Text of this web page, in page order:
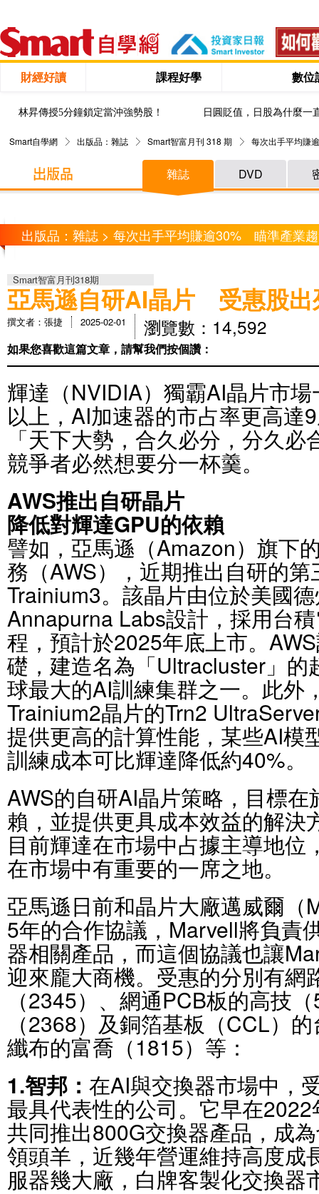
財經好讀 課程好學 數位
林昇傳授5分鐘鎖定當沖強勢股！ 日圓貶值，日股為什麼一
Smart自學網 出版品：雜誌 Smart智富月刊 318 期 每次出手平均賺
雜誌 DVD
出版品：雜誌 > 每次出手平均賺逾30% 瞄準產業
Smart智富月刊318期
亞馬遜自研AI晶片 受惠股出
撰文者：張捷 2025-02-01 瀏覽數：14,592
如果您喜歡這篇文章，請幫我們按個讚：
輝達（NVIDIA）獨霸AI晶片市
以上，AI加速器的市占率更高達
「天下大勢，合久必分，分久
競爭者必然想要分一杯羹。
AWS推出自研晶片
降低對輝達GPU的依賴
譬如，亞馬遜（Amazon）旗下
務（AWS），近期推出自研的第
Trainium3。該晶片由位於美國
Annapurna Labs設計，採用台
程，預計於2025年底上市。
礎，建造名為「Ultracluster」的
球最大的AI訓練集群之一。此外
Trainium2晶片的Trn2
提供更高的計算性能，某些AI模
訓練成本可比輝達降低約40%。
AWS的自研AI晶片策略，目標
賴，並提供更具成本效益的解決
目前輝達在市場中占據主導地位
在市場中有重要的一席之地。
亞馬遜日前和晶片大廠邁威爾（
5年的合作協議，Marvell將負責
器相關產品，而這個協議也讓
迎來龐大商機。受惠的分別有網
（2345）、網通PCB板的高技
（2368）及銅箔基板（CCL）
纖布的富喬（1815）等：
1.智邦： 在AI與交換器市場中，
最具代表性的公司。它早在
共同推出800G交換器產品，成
領頭羊，近幾年營運維持高度成
服器幾大廠，白牌客製化交換器